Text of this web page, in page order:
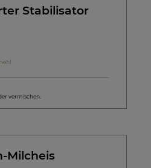
Stabilisator
vermischen.
Milcheis